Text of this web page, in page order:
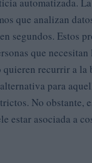
que analizan
segundos. Estos
que
quieren recurrir a la
para
No obstante,
estar asociada a